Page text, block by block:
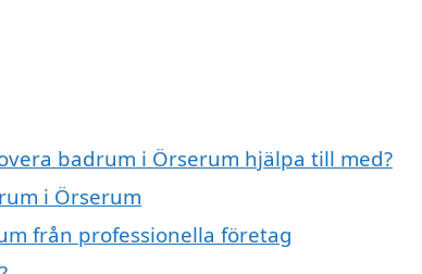
badrum i Örserum hjälpa till med?
i Örserum
från professionella företag